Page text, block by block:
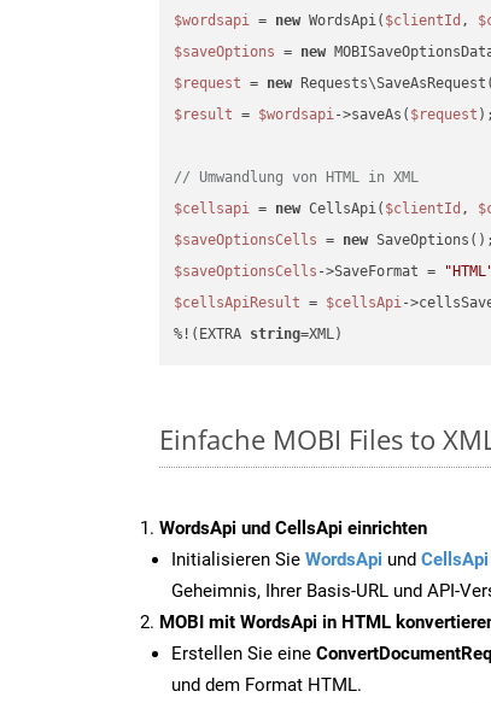
$wordsapi = new WordsApi( $clientId ,
$saveOptions = new
$request = new Requests\SaveAsRequest(
$result = $wordsapi->saveAs( $request );
// Umwandlung von HTML in XML
$cellsapi = new CellsApi( $clientId ,
$saveOptionsCells = new
$saveOptionsCells ->SaveFormat =
$cellsApiResult = $cellsApi-
%!(EXTRA string=XML)
Einfache MOBI Files to
WordsApi und CellsApi einrichten
Initialisieren Sie WordsApi und CellsApi
Geheimnis, Ihrer Basis-URL und API-
MOBI mit WordsApi in HTML
Erstellen Sie eine
und dem Format HTML.